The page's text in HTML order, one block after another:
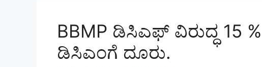
BBMP ಡಿಸಿಎಫ್‌ ವಿರುದ್ಧ
ಡಿಸಿಎಂಗೆ ದೂರು.